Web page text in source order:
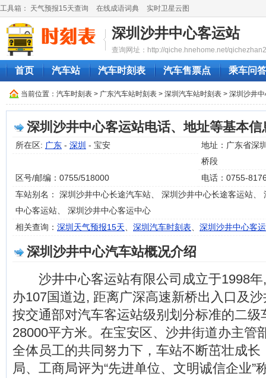
工具箱： 天气预报15天查询 在线成语词典 实时卫星云图
深圳沙井中心客运站
查询网址：http://qiche.hnehome.net/
首页 汽车站 汽车时刻表 汽车售票点 乘车问答
当前位置： 汽车时刻表 > 广东汽车站时刻表 > 深圳汽车站时刻表 > 深圳沙井
深圳沙井中心客运站电话、地址等基本信
所在区: 广东 - 深圳 - 宝安
地址：广东省深
桥段
区号/邮编：0755/518000
电话：0755-
车站别名： 深圳沙井中心长途汽车站、 深圳沙井中心长途客运站、
中心客运站、 深圳沙井中心客运中心
相关查询： 深圳天气预报15天 深圳汽车时刻表 深圳沙井中心客
深圳沙井中心汽车站概况介绍
沙井中心客运站有限公司成立于1998年,
办107国道边, 距离广深高速新桥出入口及
按交通部对汽车客运站级别划分标准的二级
28000平方米。在宝安区、沙井街道办主管
全体员工的共同努力下，车站不断茁壮成长
局、工商局评为“先进单位、文明诚信企业”